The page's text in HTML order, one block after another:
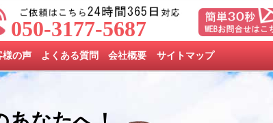
050-3177-5687
様の声 よくある質問 会社概要 サイトマップ